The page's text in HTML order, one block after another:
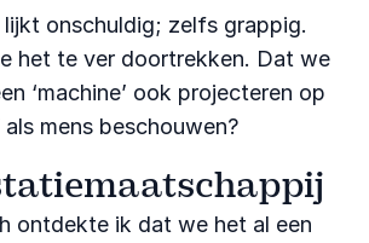
lijkt onschuldig; zelfs grappig.
het te ver doortrekken. Dat we
‘machine’ ook projecteren op
mens beschouwen?
ontdekte ik dat we het al een